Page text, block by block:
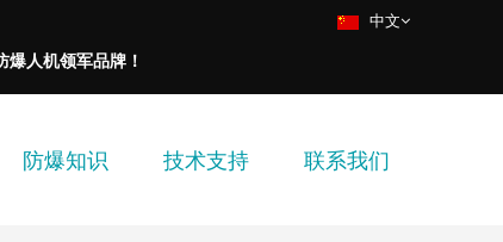
中文
人机领军品牌！
防爆知识 技术支持 联系我们